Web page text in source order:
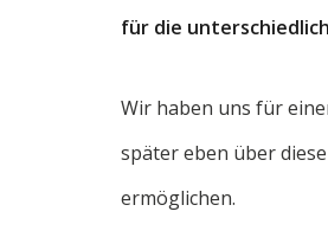
für die
Wir haben uns für
später eben über
ermöglichen.